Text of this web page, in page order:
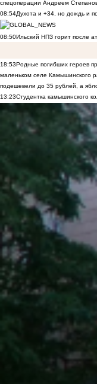
спецоперации Андреем
08:54Духота и +34, но дождь и
08:50Ильский НПЗ горит после
18:53Родные погибших героев
маленьком селе Камышинского
подешевели до 35 рублей, а
13:23Студентка камышинского